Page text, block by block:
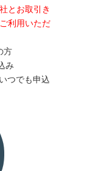
とお取引き
利用いただ
方
み
つでも申込